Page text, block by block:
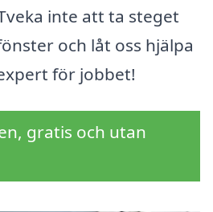
inte att ta steget
och låt oss hjälpa
för jobbet!
gratis och utan